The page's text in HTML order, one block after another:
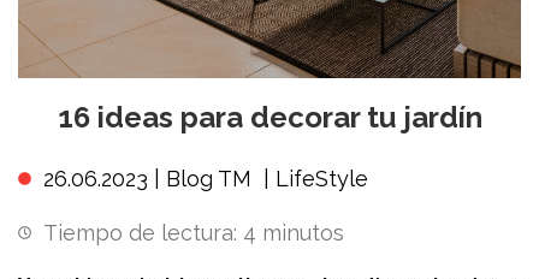
16 ideas para decorar tu jardín
26.06.2023 | Blog TM LifeStyle
Tiempo de lectura: 4 minutos